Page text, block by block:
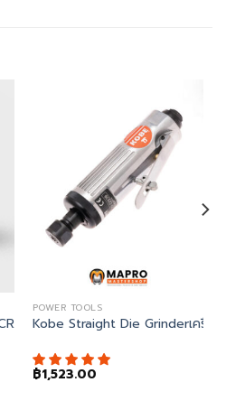
– ROSEWOOD – Kennedy,
POWER TOOLS
Kobe Straight Die Grinderเครื่อง
฿1,523.00
– ROSEWOOD